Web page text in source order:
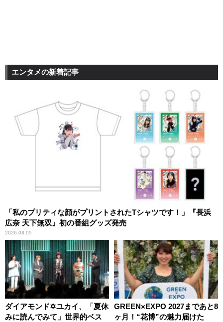
エンタメの新着記事
「私のプリティな顔がプリントされたTシャツです！」『長浜
広奈 天下無双』初の番組グッズ発売
2026.08.05
ダイアモンド✡ユカイ、「夏休
みに読んでみて」世界的ベス
GREEN×EXPO 2027まであと8
ヶ月！“花博”の魅力届けた